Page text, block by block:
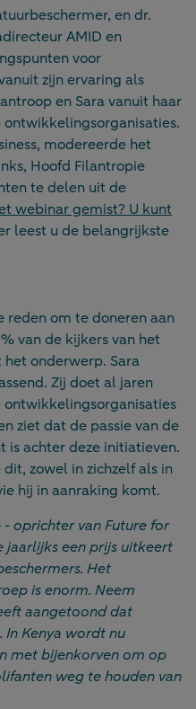
en dr.
AMID en
voor
zijn ervaring als
en Sara vanuit haar
modereerde het
Hoofd Filantropie
te delen uit de
webinar gemist? U kunt
leest u de belangrijkste
reden om te doneren aan
van de kijkers van het
onderwerp. Sara
Zij doet al jaren
ziet dat de passie van de
is achter deze initiatieven.
zowel in zichzelf als in
hij in aanraking komt.
- oprichter van Future for
jaarlijks een prijs uitkeert
Het
is enorm. Neem
aangetoond dat
Kenya wordt nu
met bijenkorven om op
weg te houden van